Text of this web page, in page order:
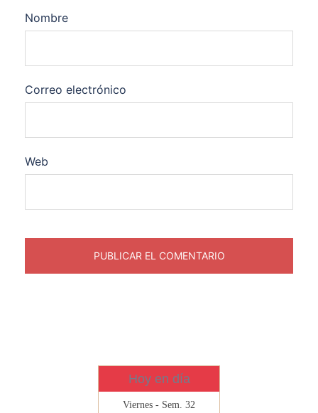
Nombre
Correo electrónico
Web
Hoy en día
Viernes - Sem. 32